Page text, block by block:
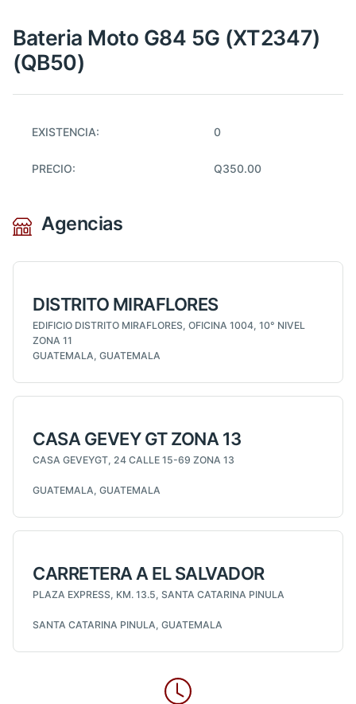
Bateria Moto G84 5G (XT2347)
(QB50)
EXISTENCIA: 0
PRECIO: Q350.00
Agencias
DISTRITO MIRAFLORES
EDIFICIO DISTRITO MIRAFLORES, OFICINA 1004, 10° NIVEL
ZONA 11
GUATEMALA, GUATEMALA
CASA GEVEY GT ZONA 13
CASA GEVEYGT, 24 CALLE 15-69 ZONA 13
GUATEMALA, GUATEMALA
CARRETERA A EL SALVADOR
PLAZA EXPRESS, KM. 13.5, SANTA CATARINA PINULA
SANTA CATARINA PINULA, GUATEMALA